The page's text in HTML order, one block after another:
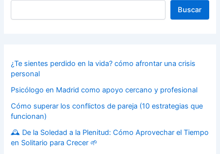
Buscar
¿Te sientes perdido en la vida? cómo afrontar una crisis
personal
Psicólogo en Madrid como apoyo cercano y profesional
Cómo superar los conflictos de pareja (10 estrategias que
funcionan)
🕰️ De la Soledad a la Plenitud: Cómo Aprovechar el Tiempo
en Solitario para Crecer 🌱